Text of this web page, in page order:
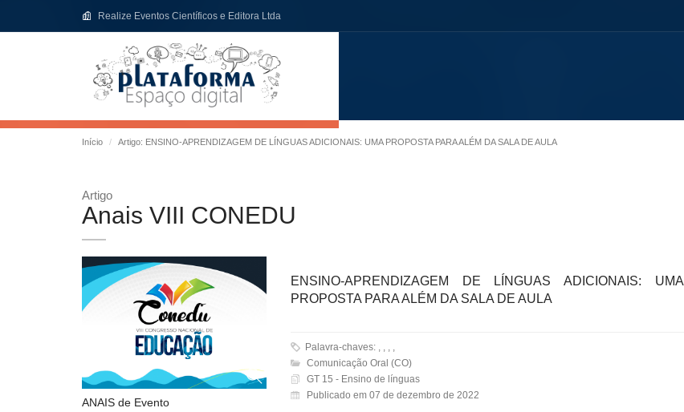
Realize Eventos Científicos e Editora Ltda
Início Artigo: ENSINO-APRENDIZAGEM DE LÍNGUAS ADICIONAIS: UMA PROPOSTA PARA ALÉM DA SALA DE AULA
Artigo
Anais VIII CONEDU
ANAIS de Evento
ENSINO-APRENDIZAGEM DE LÍNGUAS ADICIONAIS: UMA
PROPOSTA PARA ALÉM DA SALA DE AULA
Palavra-chaves: , , , ,
Comunicação Oral (CO)
GT 15 - Ensino de línguas
Publicado em 07 de dezembro de 2022